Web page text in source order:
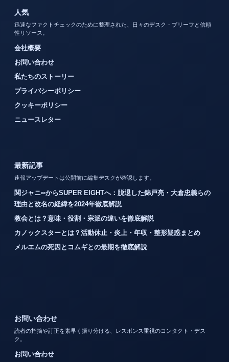
人気
迅速なファクトチェックのために整理された、日々のデスク・ブリーフと信頼
性リソース。
会社概要
お問い合わせ
私たちのストーリー
プライバシーポリシー
クッキーポリシー
ニュースレター
最新記事
速報アップデートは公開前に編集デスクが確認します。
関ジャニ∞からSUPER EIGHTへ：脱退した錦戸亮・大倉忠義らの
理由と改名の経緯を2024年徹底解説
教会とは？意味・役割・宗派の違いを徹底解説
カノックスターとは？活動休止・炎上・年収・整形疑惑まとめ
メルエムの死因とコムギとの最期を徹底解説
お問い合わせ
読者の指摘や訂正を素早く振り分ける、レスポンス重視のコンタクト・デス
ク。
お問い合わせ